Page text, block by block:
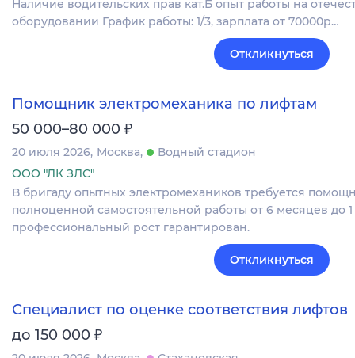
Наличие водительских прав кат.Б опыт работы на
оборудовании График работы: 1/3, зарплата от 70000р…
Откликнуться
Помощник электромеханика по лифтам
50 000–80 000 ₽
20 июля 2026 Москва
Водный стадион
ООО "ЛК ЗЛС"
В бригаду опытных электромехаников требуется
полноценной самостоятельной работы от 6 месяцев до
профессиональный рост гарантирован.
Откликнуться
Специалист по оценке соответствия лифтов
до 150 000 ₽